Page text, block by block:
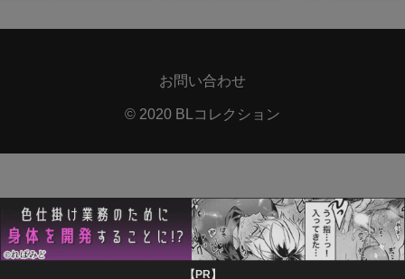
お問い合わせ
© 2020 BLコレクション